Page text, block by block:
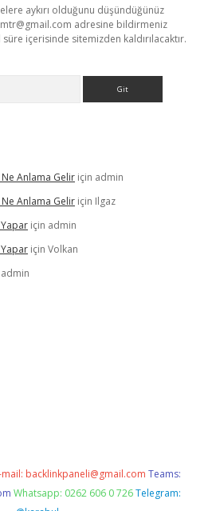
aykırı olduğunu düşündüğünüz
adresine bildirmeniz
içerisinde sitemizden kaldırılacaktır.
Anlama Gelir için admin
Anlama Gelir için Ilgaz
için admin
için Volkan
admin
mail: backlinkpaneli@gmail.com Teams:
Whatsapp: 0262 606 0 726 Telegram: